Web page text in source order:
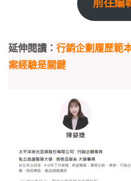
前往編
延伸閱讀： 行銷企劃履歷範
案經驗是關鍵